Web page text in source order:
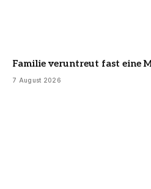
Familie veruntreut fast eine
7 August 2026